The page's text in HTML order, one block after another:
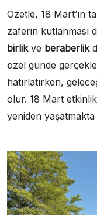
Özetle, 18 Mart’ın
zaferin kutlanması
birlikve beraberlik
özel günde
hatırlatırken,
olur. 18 Mart
yeniden